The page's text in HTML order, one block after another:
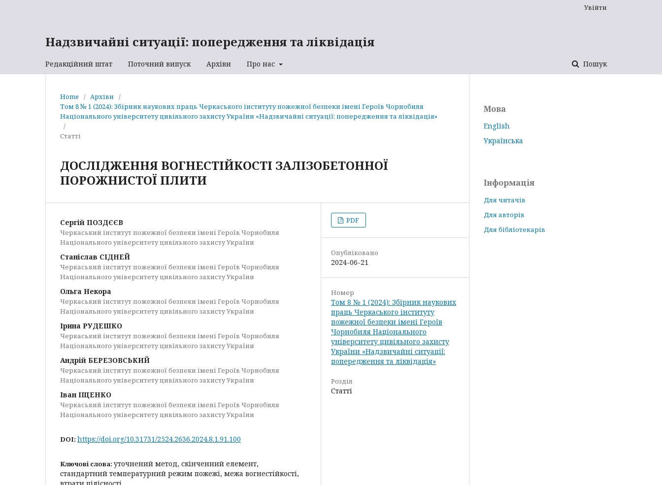
Надзвичайні ситуації: попередження та ліквідація
Редакційний штат Поточний випуск Архіви Про нас Пошук
Увійти
Home / Архіви
/
Том 8 № 1 (2024): Збірник наукових праць Черкаського інституту пожежної безпеки імені Героїв Чорнобиля
Національного університету цивільного захисту України «Надзвичайні ситуації: попередження та ліквідація»
/
Статті
ДОСЛІДЖЕННЯ ВОГНЕСТІЙКОСТІ ЗАЛІЗОБЕТОННОЇ
ПОРОЖНИСТОЇ ПЛИТИ
Сергій ПОЗДЄЄВ
Черкаський інститут пожежної безпеки імені Героїв Чорнобиля
Національного університету цивільного захисту України
Станіслав СІДНЕЙ
Черкаський інститут пожежної безпеки імені Героїв Чорнобиля
Національного університету цивільного захисту України
Ольга Некора
Черкаський інститут пожежної безпеки імені Героїв Чорнобиля
Національного університету цивільного захисту України
Ірина РУДЕШКО
Черкаський інститут пожежної безпеки імені Героїв Чорнобиля
Національного університету цивільного захисту України
Андрій БЕРЕЗОВСЬКИЙ
Черкаський інститут пожежної безпеки імені Героїв Чорнобиля
Національного університету цивільного захисту України
Іван ІЩЕНКО
Черкаський інститут пожежної безпеки імені Героїв Чорнобиля
Національного університету цивільного захисту України
DOI: https://doi.org/10.31731/2524.2636.2024.8.1.91.100
Ключові слова: уточнений метод, скінченний елемент,
стандартний температурний режим пожежі, межа вогнестійкості,
PDF
Опубліковано
2024-06-21
Номер
Том 8 № 1 (2024): Збірник наукових
праць Черкаського інституту
пожежної безпеки імені Героїв
Чорнобиля Національного
університету цивільного захисту
України «Надзвичайні ситуації:
попередження та ліквідація»
Розділ
Статті
Мова
English
Українська
Інформація
Для читачів
Для авторів
Для бібліотекарів